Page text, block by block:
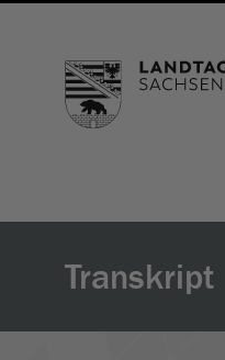
Transkript